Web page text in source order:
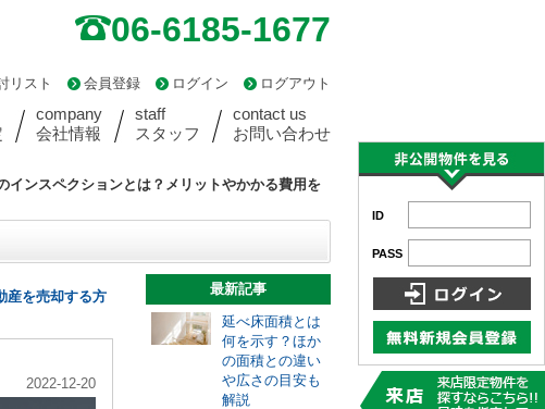
06-6185-1677
ログアウト
ログイン
会員登録
リスト
company
会社情報
staff
スタッフ
contact us
お問い合わせ
インスペクションとは？メリットやかかる費用を
産を売却する方
2022-12-20
最新記事
延べ床面積とは
何を示す？ほか
の面積との違い
や広さの目安も
解説
ID
PASS